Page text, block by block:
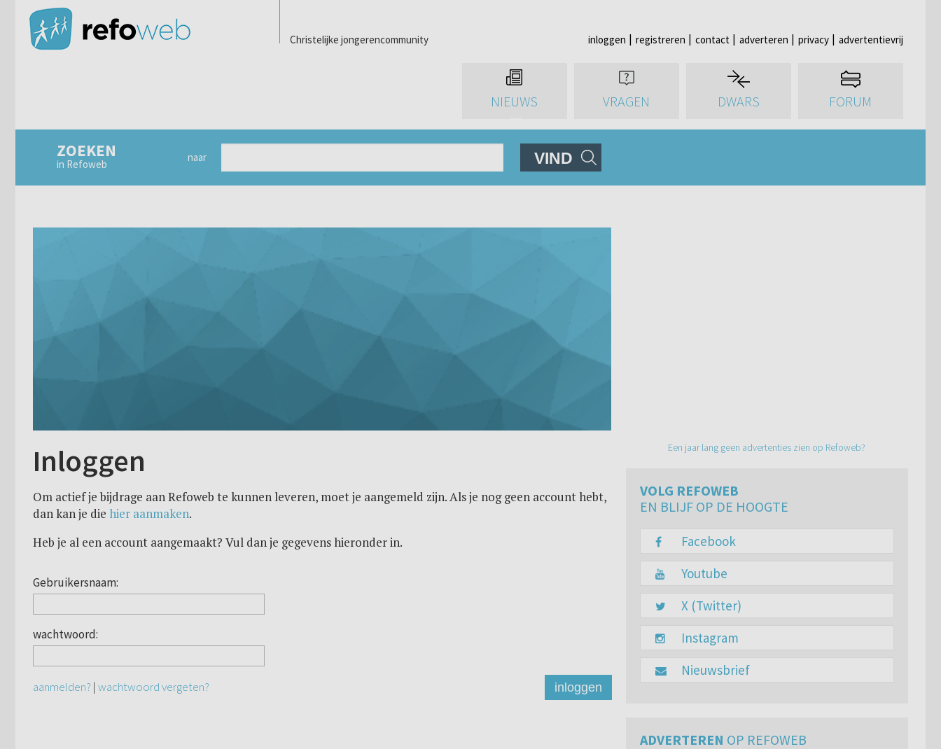
Christelijke jongerencommunity inloggen registreren contact adverteren privacy advertentievrij
NIEUWS VRAGEN DWARS FORUM
ZOEKEN
in Refoweb
naar VIND
Inloggen
Om actief je bijdrage aan Refoweb te kunnen leveren, moet je aangemeld zijn. Als je nog geen account hebt,
dan kan je die hier aanmaken.
Heb je al een account aangemaakt? Vul dan je gegevens hieronder in.
Gebruikersnaam:
wachtwoord:
aanmelden? | wachtwoord vergeten? inloggen
Een jaar lang geen advertenties zien op Refoweb?
VOLG REFOWEB
EN BLIJF OP DE HOOGTE
Facebook
Youtube
X (Twitter)
Instagram
Nieuwsbrief
ADVERTEREN OP REFOWEB